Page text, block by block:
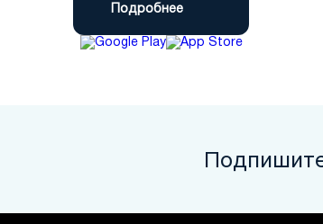
Подробнее